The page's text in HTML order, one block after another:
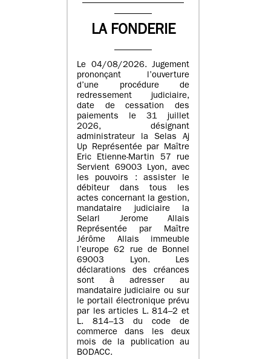
LA FONDERIE
Le 04/08/2026. Jugement
prononçant l’ouverture
d’une procédure de
redressement judiciaire,
date de cessation des
paiements le 31 juillet
2026, désignant
administrateur la Selas Aj
Up Représentée par Maître
Eric Etienne-Martin 57 rue
Servient 69003 Lyon, avec
les pouvoirs : assister le
débiteur dans tous les
actes concernant la gestion,
mandataire judiciaire la
Selarl Jerome Allais
Représentée par Maître
Jérôme Allais immeuble
l’europe 62 rue de Bonnel
69003 Lyon. Les
déclarations des créances
sont à adresser au
mandataire judiciaire ou sur
le portail électronique prévu
par les articles L. 814–2 et
L. 814–13 du code de
commerce dans les deux
mois de la publication au
BODACC.